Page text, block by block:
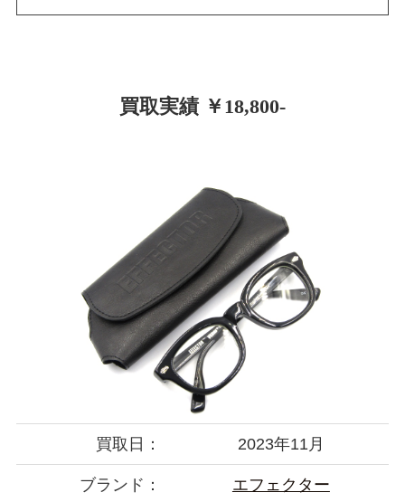
買取実績 ￥18,800-
買取日： 2023年11月
ブランド： エフェクター